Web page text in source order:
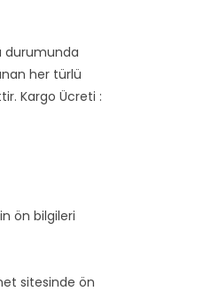
durumunda
her türlü
Kargo Ücreti :
ön bilgileri
sitesinde ön